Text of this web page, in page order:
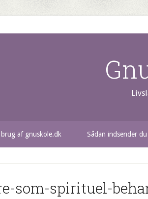
af gnuskole.dk Sådan indsender
som-spirituel-